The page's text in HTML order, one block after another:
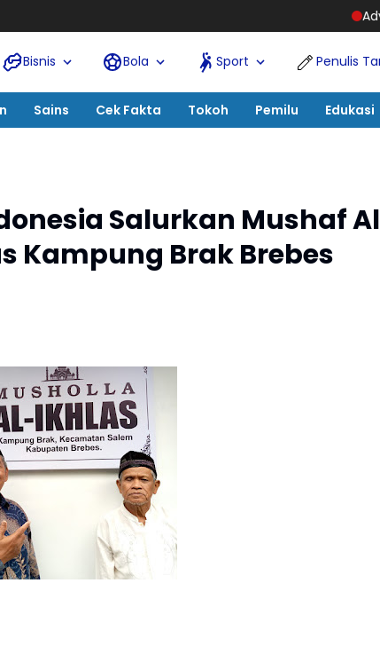
Advokat dan Pengusaha
Bisnis Bola Sport Penulis
Sains Cek Fakta Tokoh Pemilu Edukasi
Salurkan Mushaf
Kampung Brak Brebes